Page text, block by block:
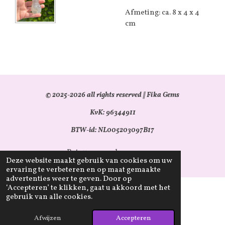
Deze website maakt gebruik van cookies om uw
ervaring te verbeteren en op maat gemaakte
advertenties weer te geven. Door op
‘Accepteren’ te klikken, gaat u akkoord met het
gebruik van alle cookies.
Afwijzen Accepteren
Afmeting: ca. 8 x 4 x 4
cm
© 2025-2026 all rights reserved || Fika Gems
KvK: 96344911
BTW-id: NL005203097B17
Retourverzoek aanvragen